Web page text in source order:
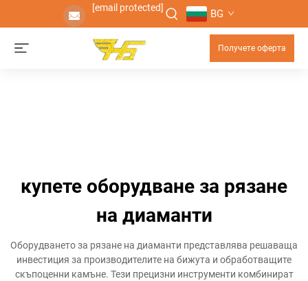
[email protected] BG
Получете оферта
купете оборудване за рязане
на диаманти
Оборудването за рязане на диаманти представлява решаваща
инвестиция за производителите на бижута и обработващите
скъпоценни камъне. Тези прецизни инструменти комбинират